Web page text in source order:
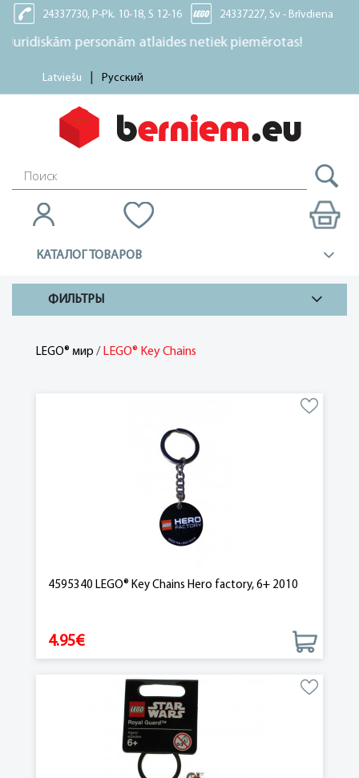
24337730, P-Pk. 10-18, S 12-16 24337227, Sv - Brīvdiena
personām atlaides netiek piemērotas!
Latviešu Русский
КАТАЛОГ ТОВАРОВ
ФИЛЬТРЫ
LEGO® мир / LEGO® Key Chains
4595340 LEGO® Key Chains Hero factory, 6+ 2010
4.95€